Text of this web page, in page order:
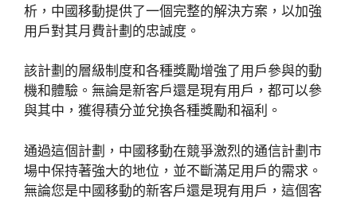
析，中國移動提供了一個完整的解決方案，以加強
用戶對其月費計劃的忠誠度。
該計劃的層級制度和各種獎勵增強了用戶參與的動
機和體驗。無論是新客戶還是現有用戶，都可以參
與其中，獲得積分並兌換各種獎勵和福利。
通過這個計劃，中國移動在競爭激烈的通信計劃市
場中保持著強大的地位，並不斷滿足用戶的需求。
無論您是中國移動的新客戶還是現有用戶，這個客